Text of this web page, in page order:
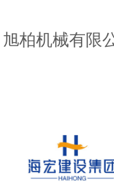
旭柏机械有限